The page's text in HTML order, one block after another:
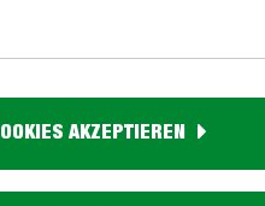
AKZEPTIEREN